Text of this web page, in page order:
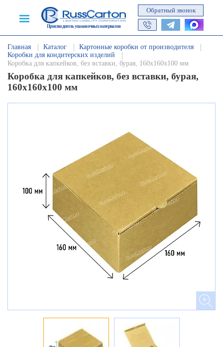
Производитель упаковочных материалов
Обратный звонок
Главная Каталог
Картонные коробки от производителя
Коробки для кондитерских изделий
Коробка для капкейков, без вставки, бурая, 160х160х100 мм
Коробка для капкейков, без вставки, бурая,
160х160х100 мм